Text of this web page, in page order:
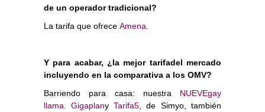
de un operador tradicional?
La tarifa que ofrece Amena
Y para acabar, ¿la mejor tarifadel mercado
incluyendo en la comparativa a los OMV?
Barriendo para casa: nuestra NUEVEgay
llama
Gigaplany Tarifa5 , de Simyo, también